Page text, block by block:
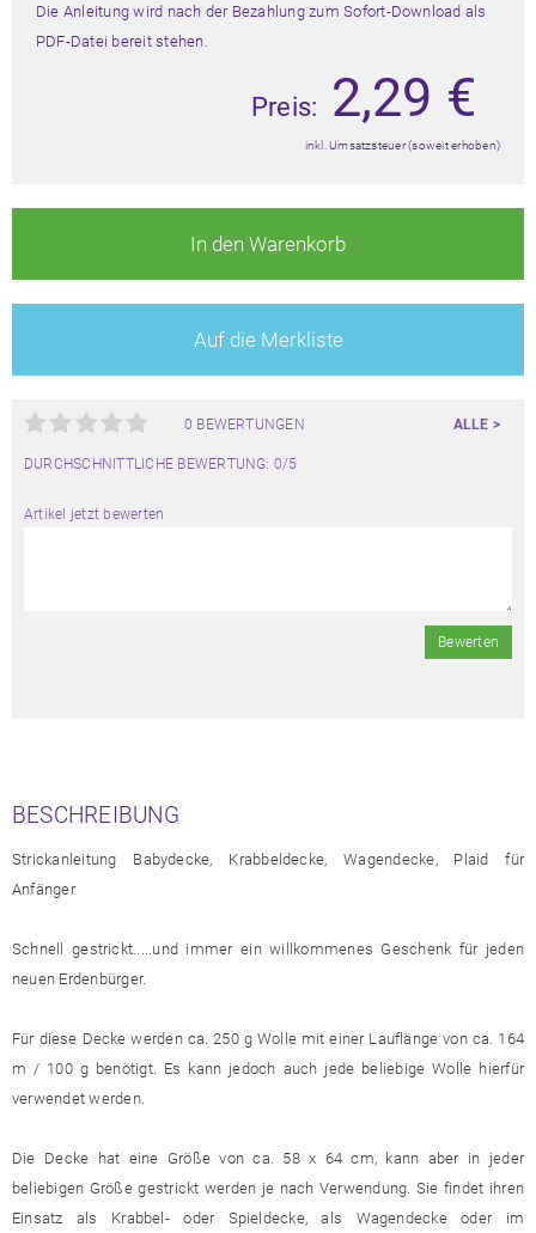
Die Anleitung wird nach der Bezahlung zum Sofort-Download als
PDF-Datei bereit stehen.
Preis: 2,29 €
inkl. Umsatzsteuer (soweit erhoben)
In den Warenkorb
Auf die Merkliste
0 BEWERTUNGEN ALLE >
DURCHSCHNITTLICHE BEWERTUNG: 0/5
Artikel jetzt bewerten
Bewerten
BESCHREIBUNG
Strickanleitung Babydecke, Krabbeldecke, Wagendecke, Plaid für
Anfänger
Schnell gestrickt.....und immer ein willkommenes Geschenk für jeden
neuen Erdenbürger.
Für diese Decke werden ca. 250 g Wolle mit einer Lauflänge von ca. 164
m / 100 g benötigt. Es kann jedoch auch jede beliebige Wolle hierfür
verwendet werden.
Die Decke hat eine Größe von ca. 58 x 64 cm, kann aber in jeder
beliebigen Größe gestrickt werden je nach Verwendung. Sie findet ihren
Einsatz als Krabbel- oder Spieldecke, als Wagendecke oder im